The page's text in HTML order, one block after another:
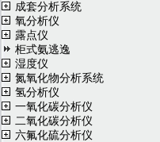
成套分析系统
氧分析仪
露点仪
柜式氨逃逸
湿度仪
氮氧化物分析系统
氢分析仪
一氧化碳分析仪
二氧化碳分析仪
六氟化硫分析仪